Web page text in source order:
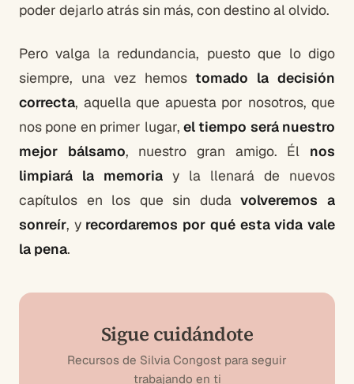
poder dejarlo atrás sin más, con destino al olvido.
Pero valga la redundancia, puesto que lo digo
siempre, una vez hemostomado la decisión
correcta, aquella que apuesta por nosotros, que
nos pone en primer lugar, el tiempo será nuestro
mejor bálsamo, nuestro gran amigo. Él nos
limpiará la memoria y la llenará de nuevos
capítulos en los que sin dudavolveremos a
sonreír, y recordaremos por qué esta vida vale
la pena.
Sigue cuidándote
Recursos de Silvia Congost para seguir
trabajando en ti